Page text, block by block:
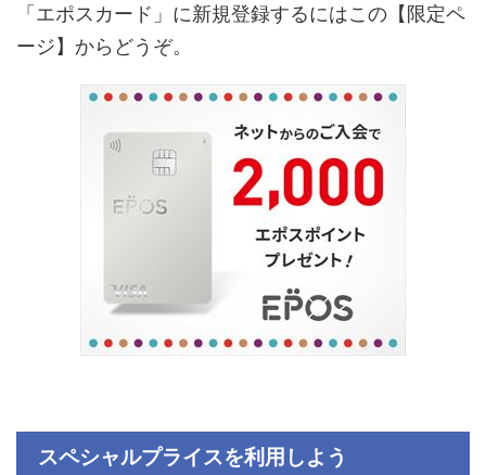
「エポスカード」に新規登録するにはこの【限定ペ
ージ】からどうぞ。
スペシャルプライスを利用しよう